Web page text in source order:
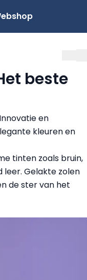
beste
en
kleuren en
tinten zoals bruin,
Gelakte zolen
de ster van het